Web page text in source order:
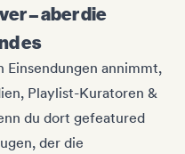
– aber die
es
annimmt,
Playlist-Kuratoren &
du dort gefeatured
der die